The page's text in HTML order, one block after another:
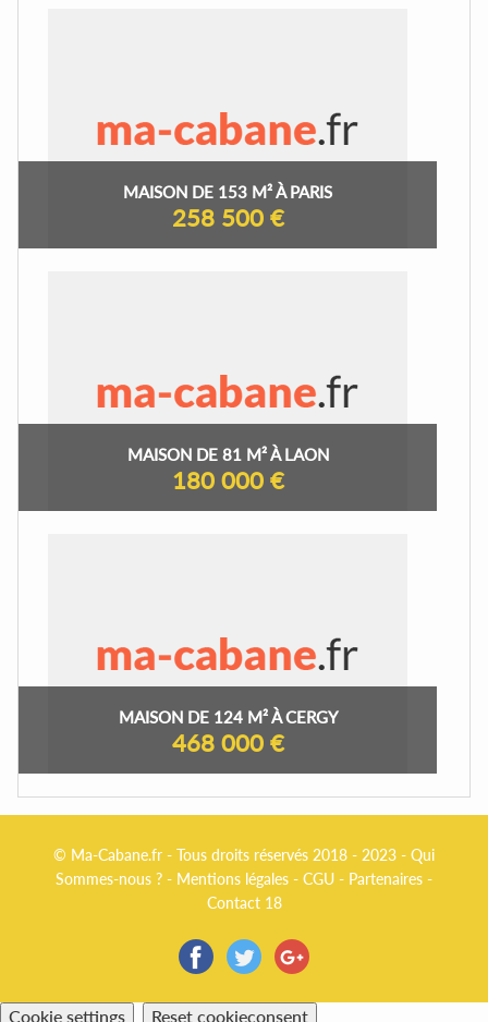
MAISON DE 153 M² À PARIS
258 500 €
MAISON DE 81 M² À LAON
180 000 €
MAISON DE 124 M² À CERGY
468 000 €
© Ma-Cabane.fr - Tous droits réservés 2018 - 2023 - Qui
Sommes-nous ? - Mentions légales - CGU - Partenaires -
Contact 18
Cookie settings Reset cookieconsent